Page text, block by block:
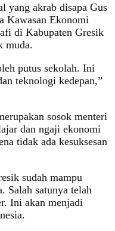
yang akrab disapa Gus
Kawasan Ekonomi
di Kabupaten Gresik
muda.
putus sekolah. Ini
teknologi kedepan,”
sosok menteri
dan ngaji ekonomi
tidak ada kesuksesan
sudah mampu
Salah satunya telah
Ini akan menjadi